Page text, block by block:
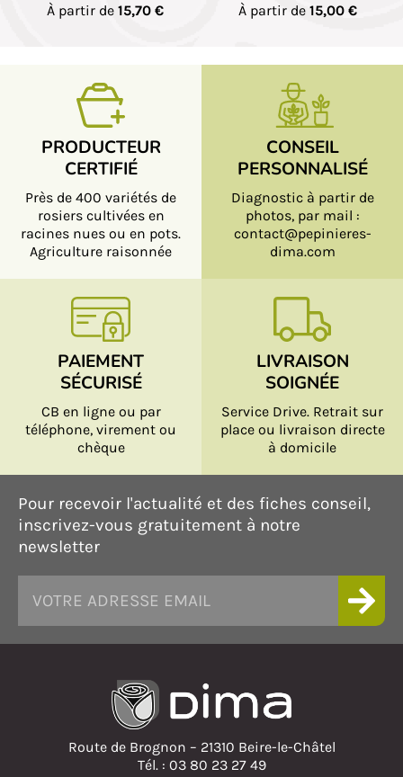
À partir de 15,70 € À partir de 15,00 €
PRODUCTEUR
CERTIFIÉ
Près de 400 variétés de
rosiers cultivées en
racines nues ou en pots.
Agriculture raisonnée
CONSEIL
PERSONNALISÉ
Diagnostic à partir de
photos, par mail :
contact@pepinieres-
dima.com
PAIEMENT
SÉCURISÉ
CB en ligne ou par
téléphone, virement ou
chèque
LIVRAISON
SOIGNÉE
Service Drive. Retrait sur
place ou livraison directe
à domicile
Pour recevoir l'actualité et des fiches conseil,
inscrivez-vous gratuitement à notre
newsletter
Route de Brognon – 21310 Beire-le-Châtel
Tél. : 03 80 23 27 49